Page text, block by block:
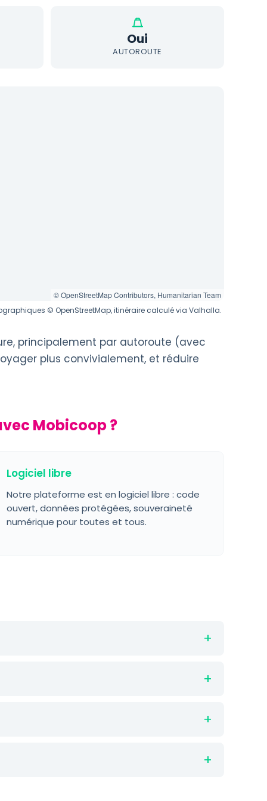
Oui
AUTOROUTE
© OpenStreetMap Contributors, Humanitarian Team
© OpenStreetMap, itinéraire calculé via Valhalla.
principalement par autoroute (avec
plus convivialement, et réduire
Mobicoop ?
Logiciel libre
Notre plateforme est en logiciel libre : code
ouvert, données protégées, souveraineté
numérique pour toutes et tous.